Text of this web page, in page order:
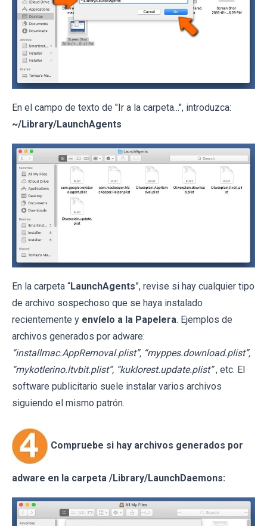
En el campo de texto de "Ir a la carpeta...", introduzca:
~/Library/LaunchAgents
En la carpeta “LaunchAgents”, revise si hay cualquier tipo
de archivo sospechoso que se haya instalado
recientemente y envíelo a la Papelera. Ejemplos de
archivos generados por adware:
“installmac.AppRemoval.plist”, “myppes.download.plist”,
“mykotlerino.ltvbit.plist”, “kuklorest.update.plist” , etc. El
software publicitario suele instalar varios archivos
siguiendo el mismo patrón.
Compruebe si hay archivos generados por
adware en la carpeta /Library/LaunchDaemons: